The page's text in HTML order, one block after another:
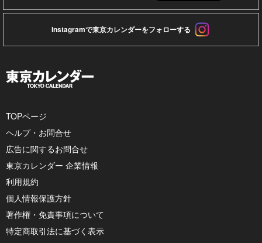
Instagramで東京カレンダーをフォローする
TOPページ
ヘルプ・お問合せ
広告に関するお問合せ
東京カレンダー 企業情報
利用規約
個人情報保護方針
著作権・免責事項について
特定商取引法に基づく表示